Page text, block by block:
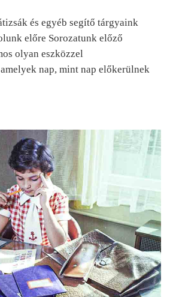
és egyéb segítő tárgyaink
előre Sorozatunk előző
olyan eszközzel
nap, mint nap előkerülnek